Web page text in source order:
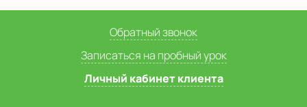
Обратный звонок
Записаться на пробный урок
Личный кабинет клиента